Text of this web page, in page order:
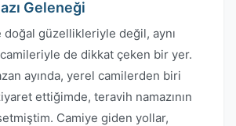
Geleneği
doğal güzellikleriyle değil, aynı
de dikkat çeken bir yer.
ayında, yerel camilerden biri
ettiğimde, teravih namazının
Camiye giden yollar,